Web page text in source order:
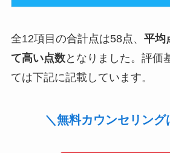
全12項目の合計点は58点、 平均
て高い点数となりました。評価
ては下記に記載しています。
＼無料カウンセリング